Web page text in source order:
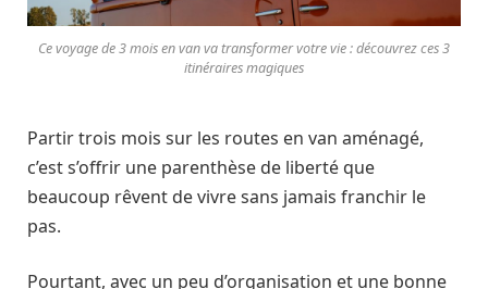
Ce voyage de 3 mois en van va transformer votre vie : découvrez ces 3
itinéraires magiques
Partir trois mois sur les routes en van aménagé,
c’est s’offrir une parenthèse de liberté que
beaucoup rêvent de vivre sans jamais franchir le
pas.
Pourtant, avec un peu d’organisation et une bonne